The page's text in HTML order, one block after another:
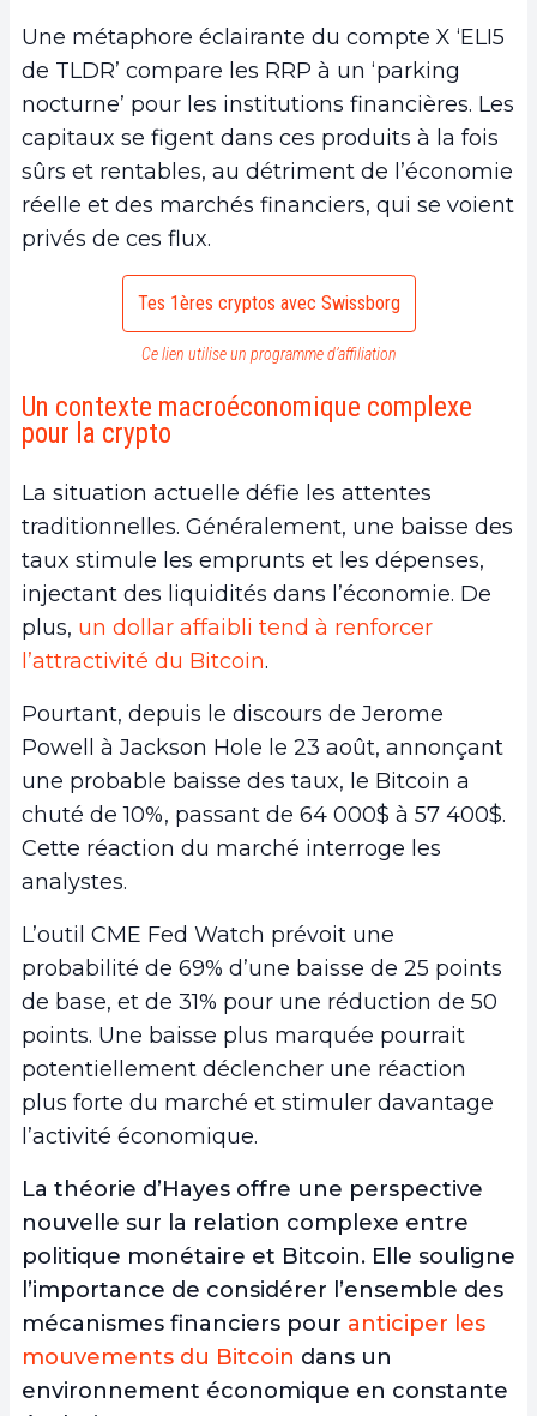
Une métaphore éclairante du compte X ‘ELI5
de TLDR’ compare les RRP à un ‘parking
nocturne’ pour les institutions financières. Les
capitaux se figent dans ces produits à la fois
sûrs et rentables, au détriment de l’économie
réelle et des marchés financiers, qui se voient
privés de ces flux.
Tes 1ères cryptos avec Swissborg
Ce lien utilise un programme d’affiliation
Un contexte macroéconomique complexe
pour la crypto
La situation actuelle défie les attentes
traditionnelles. Généralement, une baisse des
taux stimule les emprunts et les dépenses,
injectant des liquidités dans l’économie. De
plus, un dollar affaibli tend à renforcer
l’attractivité du Bitcoin.
Pourtant, depuis le discours de Jerome
Powell à Jackson Hole le 23 août, annonçant
une probable baisse des taux, le Bitcoin a
chuté de 10%, passant de 64 000$ à 57 400$.
Cette réaction du marché interroge les
analystes.
L’outil CME Fed Watch prévoit une
probabilité de 69% d’une baisse de 25 points
de base, et de 31% pour une réduction de 50
points. Une baisse plus marquée pourrait
potentiellement déclencher une réaction
plus forte du marché et stimuler davantage
l’activité économique.
La théorie d’Hayes offre une perspective
nouvelle sur la relation complexe entre
politique monétaire et Bitcoin. Elle souligne
l’importance de considérer l’ensemble des
mécanismes financiers pour anticiper les
mouvements du Bitcoin dans un
environnement économique en constante